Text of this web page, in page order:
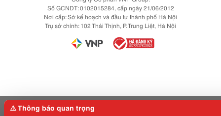
Số GCNDT: 0102015284, cấp ngày 21/06/2012
Nơi cấp: Sở kế hoạch và đầu tư thành phố Hà Nội
Trụ sở chính: 102 Thái Thịnh, P. Trung Liệt, Hà Nội
⚠️ Thông báo quan trọng